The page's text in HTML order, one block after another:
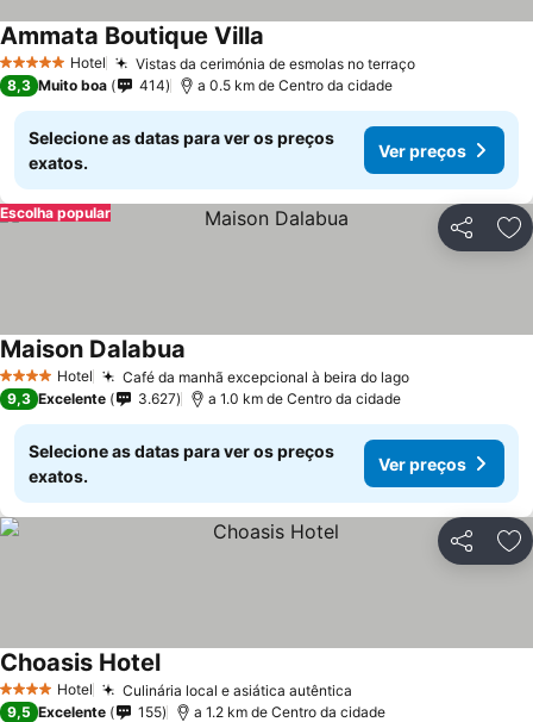
5 Estrelas Hotel Vistas da cerimónia de esmolas no terraçoVer preços
Ammata Boutique Villa
8,3 Muito boa 414 a 0.5 km de Centro da cidade
Selecione as datas para ver os preços
exatos.
Ver preços
Partilhar
Escolha popular
4 EstrelasHotel Café da manhã excepcional à beira do lagoVer preços
Maison Dalabua
9,3 Excelente 3.627 a 1.0 km de Centro da cidade
Selecione as datas para ver os preços
exatos.
Ver preços
Partilhar
4 EstrelasHotel Culinária local e asiática autêntica
Choasis HotelVer preços
9,5 Excelente 155 a 1.2 km de Centro da cidade